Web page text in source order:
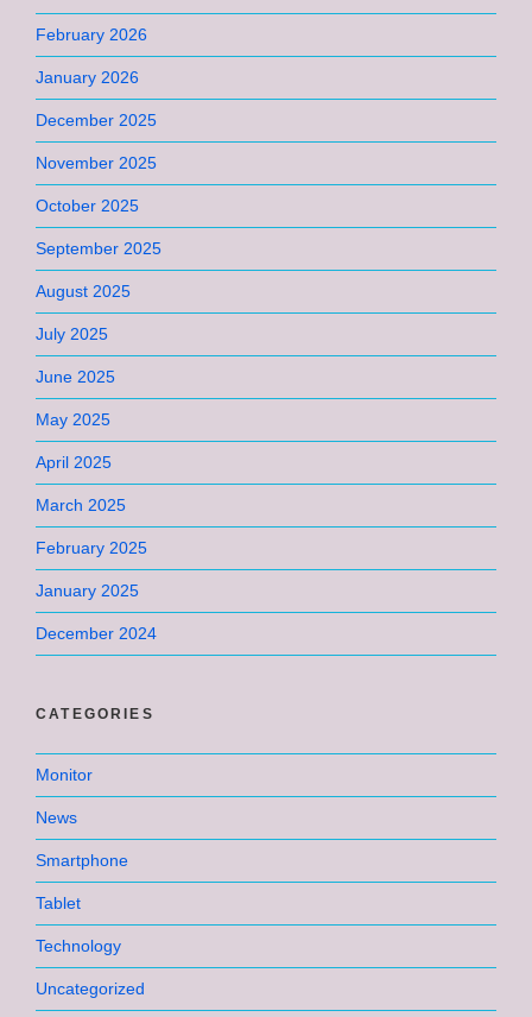
February 2026
January 2026
December 2025
November 2025
October 2025
September 2025
August 2025
July 2025
June 2025
May 2025
April 2025
March 2025
February 2025
January 2025
December 2024
CATEGORIES
Monitor
News
Smartphone
Tablet
Technology
Uncategorized